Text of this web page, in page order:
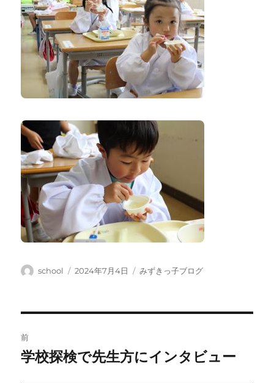
投
school
投
2024年7月4日
カ
みずきっ子ブログ
稿
前
前
学校探検で先生方にインタビュー